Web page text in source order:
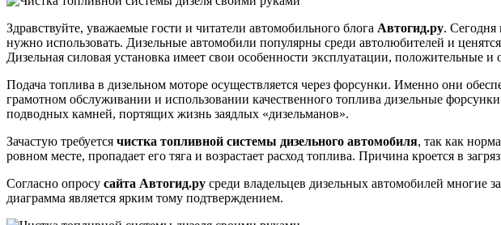
руками
Здравствуйте, уважаемые гости и читатели автомобильного блога Автогид.ру. Сегодня
нужно использовать. Дизельные автомобили популярны среди автолюбителей и
Дизельная силовая установка имеет свои особенности эксплуатации, положительные и
Подача топлива в дизельном моторе осуществляется через форсунки. Именно они
грамотном обслуживании и использовании качественного топлива дизельные
подводных камней, портящих жизнь заядлых «дизельманов».
Зачастую требуется чистка топливной системы дизельного автомобиля, так как
ровном месте, пропадает его тяга и возрастает расход топлива. Причина кроется в
Согласно опросу сайта Автогид.ру среди владельцев дизельных автомобилей
диаграмма является ярким тому подтверждением.